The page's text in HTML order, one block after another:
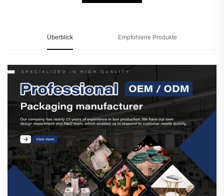
Überblick Empfohlene Produkte